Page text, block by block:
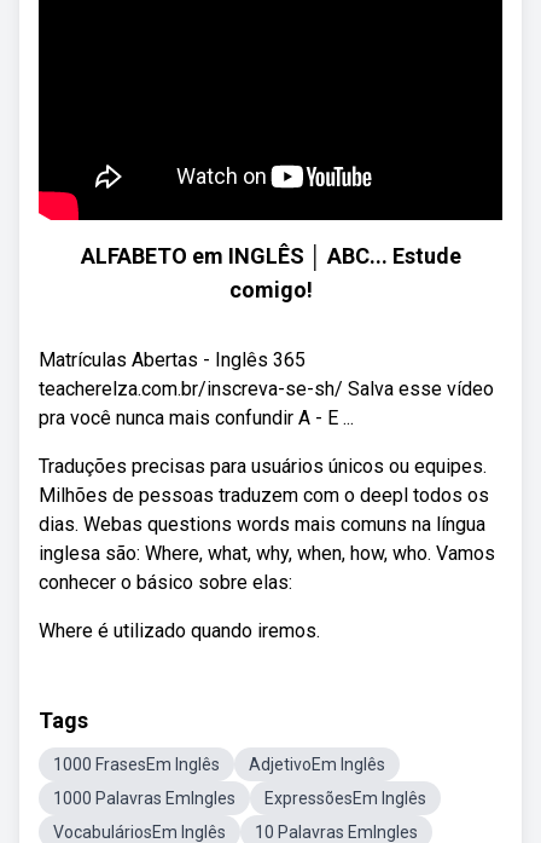
ALFABETO em INGLÊS │ ABC... Estude
comigo!
Matrículas Abertas - Inglês 365
teacherelza.com.br/inscreva-se-sh/ Salva esse vídeo
pra você nunca mais confundir A - E ...
Traduções precisas para usuários únicos ou equipes.
Milhões de pessoas traduzem com o deepl todos os
dias. Webas questions words mais comuns na língua
inglesa são: Where, what, why, when, how, who. Vamos
conhecer o básico sobre elas:
Where é utilizado quando iremos.
Tags
1000 FrasesEm Inglês
AdjetivoEm Inglês
1000 Palavras EmIngles
ExpressõesEm Inglês
VocabuláriosEm Inglês
10 Palavras EmIngles